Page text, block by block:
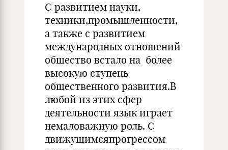
С развитием науки,
техники,промышленности,
а также с развитием
международных отношений
общество встало на более
высокую ступень
общественного развития.В
любой из этих сфер
деятельности язык играет
немаловажную роль. С
движущимсяпрогрессом